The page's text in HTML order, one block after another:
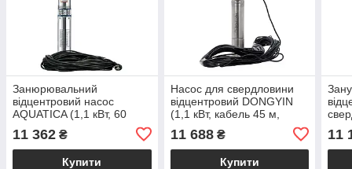
Занюрювальний
відцентровий насос
AQUATICA (1,1 кВт, 60
метрів кабель, напір 127м,
55л/хв, Ø105мм)
глибинний насос
11 362 ₴
Купити
Насос для свердловини
відцентровий DONGYIN
(1,1 кВт, кабель 45 м,
напір 87 м, 100 л/хв, Ø105
мм) для води поливу
11 688₴
Купити
мм)
11